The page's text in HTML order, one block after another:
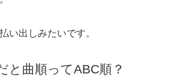
い出しみたいです。
と曲順ってABC順？